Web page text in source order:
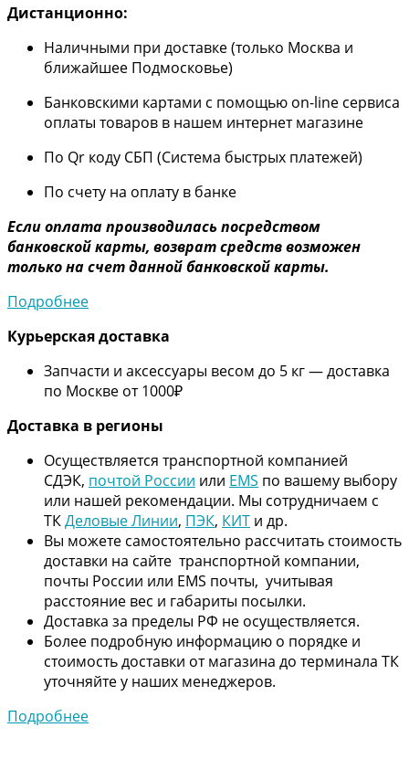
Дистанционно:
Наличными при доставке (только Москва и
ближайшее Подмосковье)
Банковскими картами с помощью on-line сервиса
оплаты товаров в нашем интернет магазине
По Qr коду СБП (Система быстрых платежей)
По счету на оплату в банке
Если оплата производилась посредством
банковской карты, возврат средств возможен
только на счет данной банковской карты.
Подробнее
Курьерская доставка
Запчасти и аксессуары весом до 5 кг — доставка
по Москве от 1000₽
Доставка в регионы
Осуществляется транспортной компанией
СДЭК, почтой России или EMS по вашему выбору
или нашей рекомендации. Мы сотрудничаем с
ТКДеловые Линии, ПЭК, КИТ и др.
Вы можете самостоятельно рассчитать стоимость
доставки на сайте транспортной компании,
почты России или EMS почты, учитывая
расстояние вес и габариты посылки.
Доставка за пределы РФ не осуществляется.
Более подробную информацию о порядке и
стоимость доставки от магазина до терминала ТК
уточняйте у наших менеджеров.
Подробнее